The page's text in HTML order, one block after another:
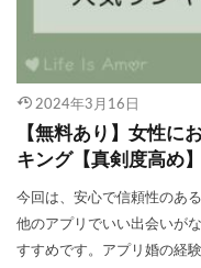
2024年3月16日
【無料あり】女性に
キング【真剣度高め】
今回は、安心で信頼性のあ
他のアプリでいい出会いが
すすめです。アプリ婚の経